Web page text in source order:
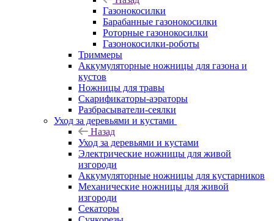
Газонокосилки
Барабанные газонокосилки
Роторные газонокосилки
Газонокосилки-роботы
Триммеры
Аккумуляторные ножницы для газона и
кустов
Ножницы для травы
Скарификаторы-аэраторы
Разбрасыватели-сеялки
Уход за деревьями и кустами
Назад
Уход за деревьями и кустами
Электрические ножницы для живой
изгороди
Аккумуляторные ножницы для кустарников
Механические ножницы для живой
изгороди
Секаторы